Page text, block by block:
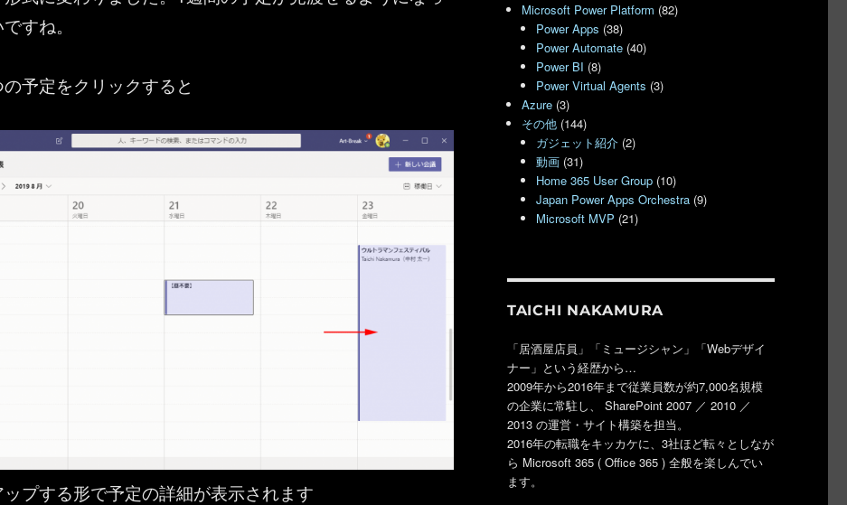
すね。
予定をクリックすると
プする形で予定の詳細が表示されます
Microsoft Power Platform (82)
Power Apps (38)
Power Automate (40)
Power BI (8)
Power Virtual Agents (3)
Azure (3)
その他 (144)
ガジェット紹介 (2)
動画 (31)
Home 365 User Group (10)
Japan Power Apps Orchestra (9)
Microsoft MVP (21)
TAICHI NAKAMURA
「居酒屋店員」「ミュージシャン」「Webデザイ
ナー」という経歴から…
2009年から2016年まで従業員数が約7,000名規模
の企業に常駐し、 SharePoint 2007 ／ 2010 ／
2013 の運営・サイト構築を担当。
2016年の転職をキッカケに、3社ほど転々としなが
ら Microsoft 365 ( Office 365 ) 全般を楽しんでい
ます。